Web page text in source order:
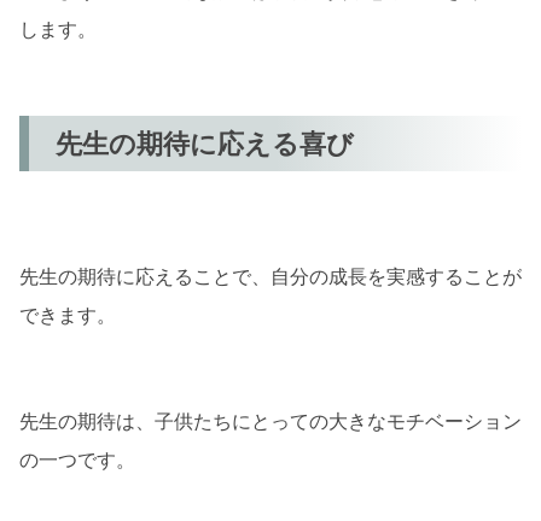
します。
先生の期待に応える喜び
先生の期待に応えることで、自分の成長を実感することが
できます。
先生の期待は、子供たちにとっての大きなモチベーション
の一つです。